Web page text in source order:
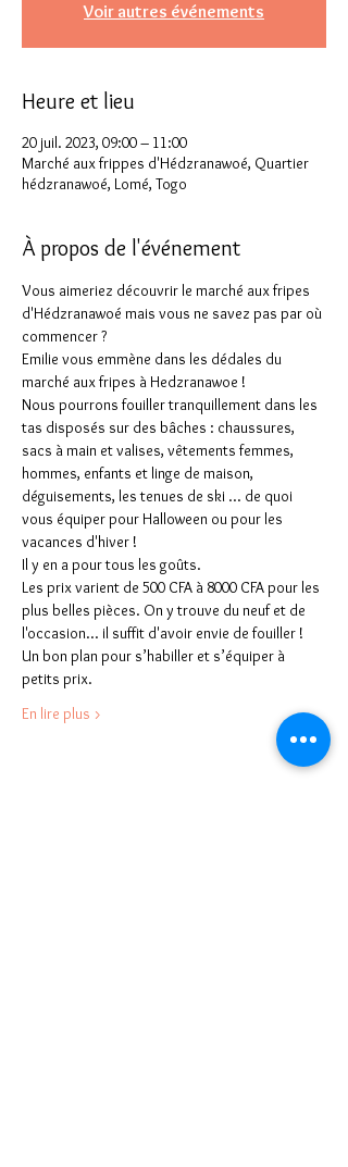
Voir autres événements
Heure et lieu
20 juil. 2023, 09:00 – 11:00
Marché aux frippes d'Hédzranawoé, Quartier
hédzranawoé, Lomé, Togo
À propos de l'événement
Vous aimeriez découvrir le marché aux fripes
d'Hédzranawoé mais vous ne savez pas par où
commencer ?
Emilie vous emmène dans les dédales du
marché aux fripes à Hedzranawoe !
Nous pourrons fouiller tranquillement dans les
tas disposés sur des bâches : chaussures,
sacs à main et valises, vêtements femmes,
hommes, enfants et linge de maison,
déguisements, les tenues de ski ... de quoi
vous équiper pour Halloween ou pour les
vacances d'hiver !
Il y en a pour tous les goûts.
Les prix varient de 500 CFA à 8000 CFA pour les
plus belles pièces. On y trouve du neuf et de
l'occasion... il suffit d'avoir envie de fouiller !
Un bon plan pour s’habiller et s’équiper à
petits prix.
En lire plus >